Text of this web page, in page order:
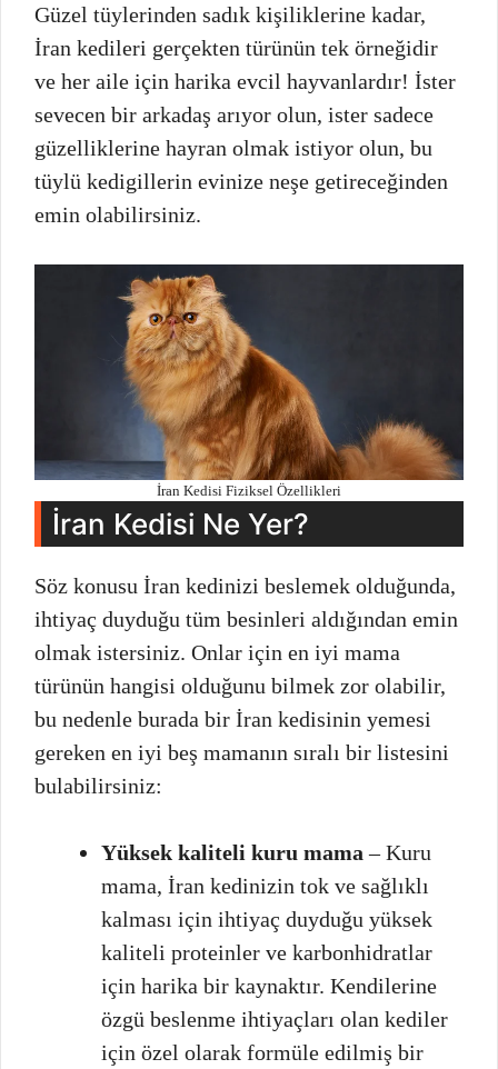
Güzel tüylerinden sadık kişiliklerine kadar,
İran kedileri gerçekten türünün tek örneğidir
ve her aile için harika evcil hayvanlardır! İster
sevecen bir arkadaş arıyor olun, ister sadece
güzelliklerine hayran olmak istiyor olun, bu
tüylü kedigillerin evinize neşe getireceğinden
emin olabilirsiniz.
İran Kedisi Fiziksel Özellikleri
İran Kedisi Ne Yer?
Söz konusu İran kedinizi beslemek olduğunda,
ihtiyaç duyduğu tüm besinleri aldığından emin
olmak istersiniz. Onlar için en iyi mama
türünün hangisi olduğunu bilmek zor olabilir,
bu nedenle burada bir İran kedisinin yemesi
gereken en iyi beş mamanın sıralı bir listesini
bulabilirsiniz:
Yüksek kaliteli kuru mama – Kuru
mama, İran kedinizin tok ve sağlıklı
kalması için ihtiyaç duyduğu yüksek
kaliteli proteinler ve karbonhidratlar
için harika bir kaynaktır. Kendilerine
özgü beslenme ihtiyaçları olan kediler
için özel olarak formüle edilmiş bir